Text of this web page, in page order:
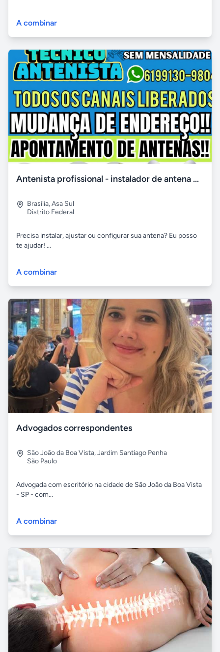
A combinar
Antenista profissional - instalador de antena digital no df
Brasília,Asa Sul
Distrito Federal
Precisa instalar, ajustar ou configurar sua antena? Eu posso
te ajudar! ...
A combinar
Advogados correspondentes
São João da Boa Vista,Jardim Santiago Penha
São Paulo
Advogada com escritório na cidade de São João da Boa Vista
- SP - com...
A combinar